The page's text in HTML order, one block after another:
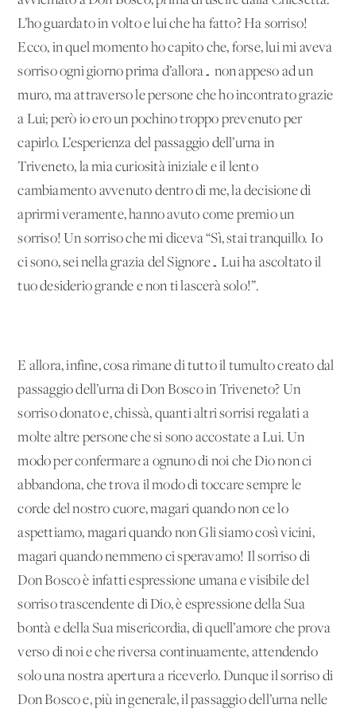
L’ho guardato in volto e lui che ha fatto? Ha sorriso!
Ecco, in quel momento ho capito che, forse, lui mi aveva
sorriso ogni giorno prima d’allora… non appeso ad un
muro, ma attraverso le persone che ho incontrato grazie
a Lui; però io ero un pochino troppo prevenuto per
capirlo. L’esperienza del passaggio dell’urna in
Triveneto, la mia curiosità iniziale e il lento
cambiamento avvenuto dentro di me, la decisione di
aprirmi veramente, hanno avuto come premio un
sorriso! Un sorriso che mi diceva “Sì, stai tranquillo. Io
ci sono, sei nella grazia del Signore… Lui ha ascoltato il
tuo desiderio grande e non ti lascerà solo!”.
E allora, infine, cosa rimane di tutto il tumulto creato dal
passaggio dell’urna di Don Bosco in Triveneto? Un
sorriso donato e, chissà, quanti altri sorrisi regalati a
molte altre persone che si sono accostate a Lui. Un
modo per confermare a ognuno di noi che Dio non ci
abbandona, che trova il modo di toccare sempre le
corde del nostro cuore, magari quando non ce lo
aspettiamo, magari quando non Gli siamo così vicini,
magari quando nemmeno ci speravamo! Il sorriso di
Don Bosco è infatti espressione umana e visibile del
sorriso trascendente di Dio, è espressione della Sua
bontà e della Sua misericordia, di quell’amore che prova
verso di noi e che riversa continuamente, attendendo
solo una nostra apertura a riceverlo. Dunque il sorriso di
Don Bosco e, più in generale, il passaggio dell’urna nelle